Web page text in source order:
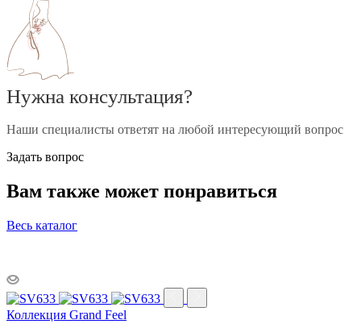
Нужна консультация?
Наши специалисты ответят на любой интересующий вопрос
Задать вопрос
Вам также может понравиться
Весь каталог
Коллекция Grand Feel